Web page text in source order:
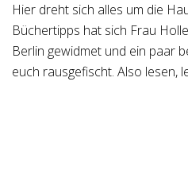
Hier dreht sich alles um die
Büchertipps hat sich Frau
Berlin gewidmet und ein paar
euch rausgefischt. Also lesen,